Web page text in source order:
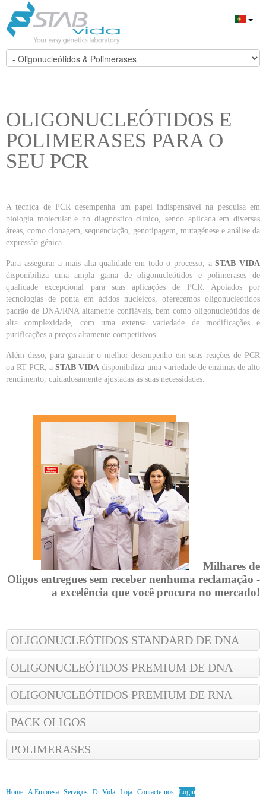
OLIGONUCLEÓTIDOS E
POLIMERASES PARA O
SEU PCR
A técnica de PCR desempenha um papel indispensável na pesquisa em
biologia molecular e no diagnóstico clínico, sendo aplicada em diversas
áreas, como clonagem, sequenciação, genotipagem, mutagénese e análise da
expressão génica.
Para assegurar a mais alta qualidade em todo o processo, aSTAB VIDA
disponibiliza uma ampla gama de oligonucleótidos e polimerases de
qualidade excepcional para suas aplicações de PCR. Apoiados por
tecnologias de ponta em ácidos nucleicos, oferecemos oligonucleótidos
padrão de DNA/RNA altamente confiáveis, bem como oligonucleótidos de
alta complexidade, com uma extensa variedade de modificações e
purificações a preços altamente competitivos.
Além disso, para garantir o melhor desempenho em suas reações de PCR
ou RT-PCR, aSTAB VIDA disponibiliza uma variedade de enzimas de alto
rendimento, cuidadosamente ajustadas às suas necessidades.
Milhares de
Oligos entregues sem receber nenhuma reclamação -
a excelência que você procura no mercado!
OLIGONUCLEÓTIDOS STANDARD DE DNA
OLIGONUCLEÓTIDOS PREMIUM DE DNA
OLIGONUCLEÓTIDOS PREMIUM DE RNA
PACK OLIGOS
POLIMERASES
Home A Empresa Serviços Dr Vida Loja Contacte-nos Login